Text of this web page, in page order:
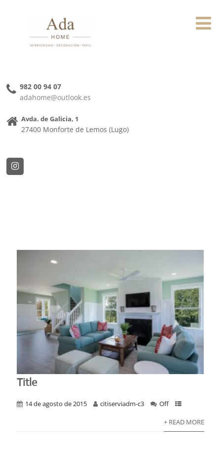
982 00 94 07
adahome@outlook.es
Avda. de Galicia, 1
27400 Monforte de Lemos (Lugo)
Title
14 de agosto de 2015 citiserviadm-c3 Off
+ READ MORE